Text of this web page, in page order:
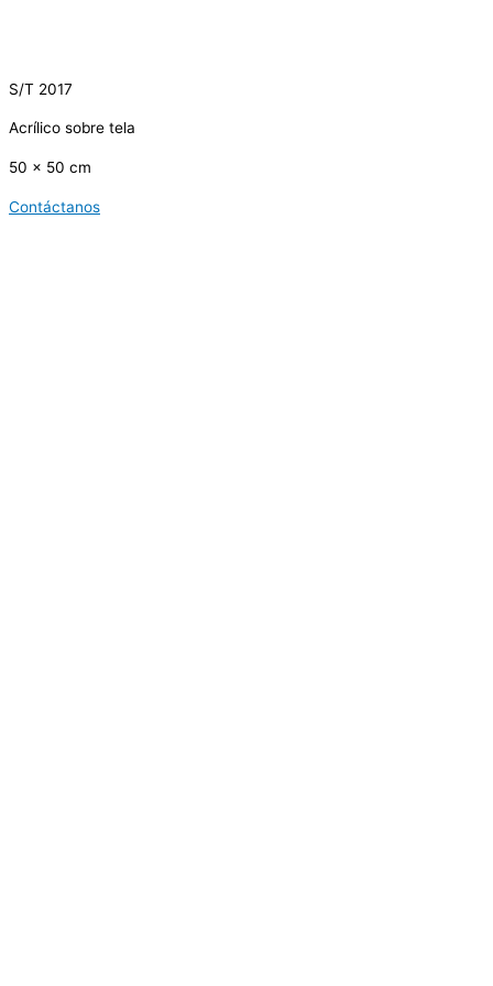
S/T 2017
Acrílico sobre tela
50 x 50 cm
Contáctanos